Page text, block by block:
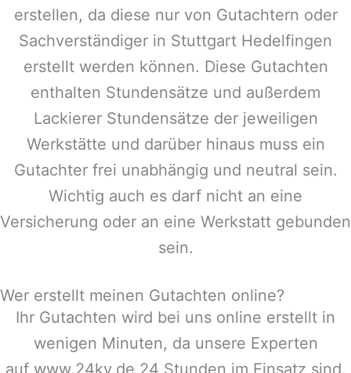
erstellen, da diese nur von Gutachtern oder
Sachverständiger in Stuttgart Hedelfingen
erstellt werden können. Diese Gutachten
enthalten Stundensätze und außerdem
Lackierer Stundensätze der jeweiligen
Werkstätte und darüber hinaus muss ein
Gutachter frei unabhängig und neutral sein.
Wichtig auch es darf nicht an eine
Versicherung oder an eine Werkstatt gebunden
sein.
Wer erstellt meinen Gutachten online?
Ihr Gutachten wird bei uns online erstellt in
wenigen Minuten, da unsere Experten